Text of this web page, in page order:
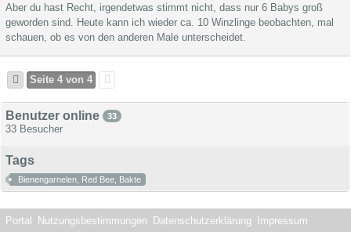
Aber du hast Recht, irgendetwas stimmt nicht, dass nur 6 Babys groß
geworden sind. Heute kann ich wieder ca. 10 Winzlinge beobachten, mal
schauen, ob es von den anderen Male unterscheidet.
Seite 4 von 4
Benutzer online 33
33 Besucher
Tags
Bienengarnelen, Red Bee, Bakte
Portal Nutzungsbestimmungen Datenschutzerklärung Impressum